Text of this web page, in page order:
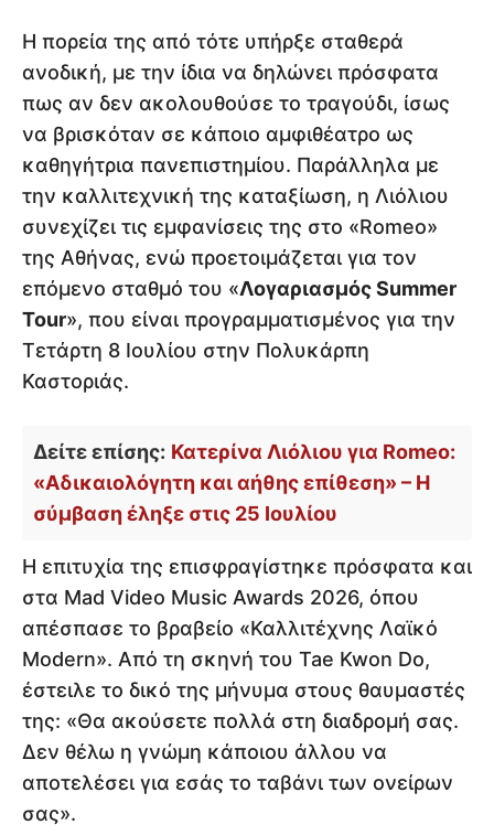
Η πορεία της από τότε υπήρξε σταθερά
ανοδική, με την ίδια να δηλώνει πρόσφατα
πως αν δεν ακολουθούσε το τραγούδι, ίσως
να βρισκόταν σε κάποιο αμφιθέατρο ως
καθηγήτρια πανεπιστημίου. Παράλληλα με
την καλλιτεχνική της καταξίωση, η Λιόλιου
συνεχίζει τις εμφανίσεις της στο «Romeo»
της Αθήνας, ενώ προετοιμάζεται για τον
επόμενο σταθμό του «Λογαριασμός Summer
Tour», που είναι προγραμματισμένος για την
Τετάρτη 8 Ιουλίου στην Πολυκάρπη
Καστοριάς.
Δείτε επίσης: Κατερίνα Λιόλιου για Romeo:
«Αδικαιολόγητη και αήθης επίθεση» – Η
σύμβαση έληξε στις 25 Ιουλίου
Η επιτυχία της επισφραγίστηκε πρόσφατα και
στα Mad Video Music Awards 2026, όπου
απέσπασε το βραβείο «Καλλιτέχνης Λαϊκό
Modern». Από τη σκηνή του Tae Kwon Do,
έστειλε το δικό της μήνυμα στους θαυμαστές
της: «Θα ακούσετε πολλά στη διαδρομή σας.
Δεν θέλω η γνώμη κάποιου άλλου να
αποτελέσει για εσάς το ταβάνι των ονείρων
σας».